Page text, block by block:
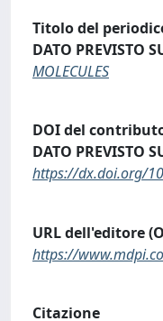
Titolo del
DATO PREVISTO
MOLECULES
DOI del
DATO PREVISTO
https://dx.doi.org/
URL dell'editore
https://
Citazione